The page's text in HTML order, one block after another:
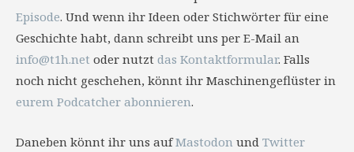
Episode. Und wenn ihr Ideen oder Stichwörter für eine
Geschichte habt, dann schreibt uns per E-Mail an
info@t1h.net oder nutzt das Kontaktformular. Falls
noch nicht geschehen, könnt ihr Maschinengeflüster in
eurem Podcatcher abonnieren.
Daneben könnt ihr uns aufMastodon und Twitter